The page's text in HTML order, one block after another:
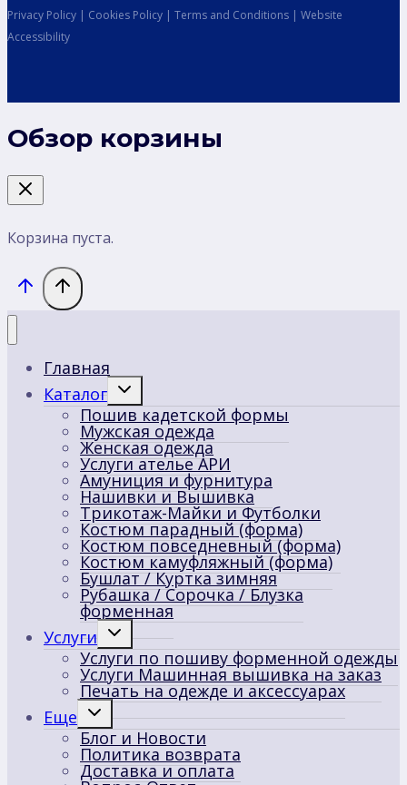
Privacy Policy | Cookies Policy | Terms and Conditions | Website
Accessibility
Обзор корзины
Корзина пуста.
Главная
Каталог
Переключить
меню
Пошив кадетской формы
Мужская одежда
Женская одежда
Услуги ателье АРИ
Амуниция и фурнитура
Нашивки и Вышивка
Трикотаж-Майки и Футболки
Костюм парадный (форма)
Костюм повседневный (форма)
Костюм камуфляжный (форма)
Бушлат / Куртка зимняя
Рубашка / Сорочка / Блузка
форменная
Услуги
Переключить
дочернее
меню
Услуги по пошиву форменной одежды
Услуги Машинная вышивка на заказ
Печать на одежде и аксессуарах
Еще
Переключить
дочернее
меню
Блог и Новости
Политика возврата
Доставка и оплата